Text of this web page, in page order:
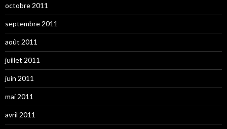
octobre 2011
septembre 2011
août 2011
juillet 2011
juin 2011
mai 2011
avril 2011